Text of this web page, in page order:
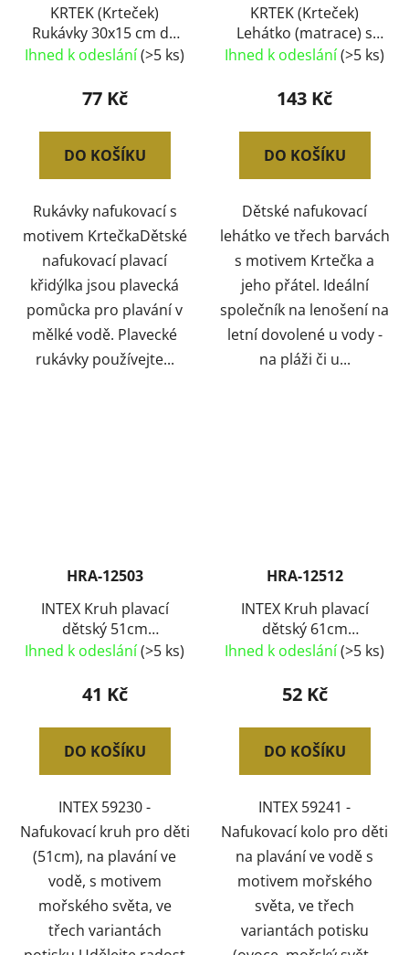
KRTEK (Krteček)
Rukávky 30x15 cm do
vody
Ihned k odeslání(>5 ks)
77 Kč
DO KOŠÍKU
Rukávky nafukovací s
motivem KrtečkaDětské
nafukovací plavací
křidýlka jsou plavecká
pomůcka pro plavání v
mělké vodě. Plavecké
rukávky používejte...
KRTEK (Krteček)
Lehátko (matrace) s
průzorem 76 x 53 cm
Ihned k odeslání(>5 ks)
143 Kč
DO KOŠÍKU
Dětské nafukovací
lehátko ve třech barvách
s motivem Krtečka a
jeho přátel. Ideální
společník na lenošení na
letní dovolené u vody -
na pláži či u...
HRA-12503
INTEX Kruh plavací
dětský 51cm
nafukovací kolo
druhy
Ihned k odeslání(>5 ks)
41 Kč
DO KOŠÍKU
INTEX 59230 -
Nafukovací kruh pro děti
(51cm), na plavání ve
vodě, s motivem
mořského světa, ve
třech variantách
HRA-12512
INTEX Kruh plavací
dětský 61cm
nafukovací kolo
druhy 59241
Ihned k odeslání(>5 ks)
52 Kč
DO KOŠÍKU
INTEX 59241 -
Nafukovací kolo pro děti
na plavání ve vodě s
motivem mořského
světa, ve třech
variantách potisku